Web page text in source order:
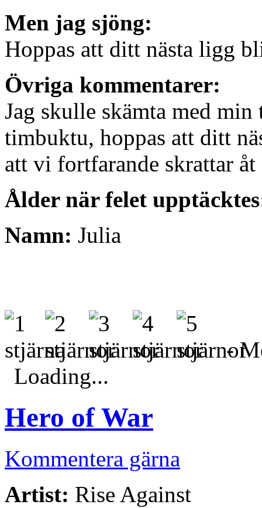
Men jag sjöng:
Hoppas att ditt nästa ligg
Övriga kommentarer:
Jag skulle skämta med
timbuktu, hoppas att ditt
att vi fortfarande skrattar åt
Ålder när felet
Namn: Julia
-
Loading...
Hero of War
Kommentera gärna
Artist: Rise Against